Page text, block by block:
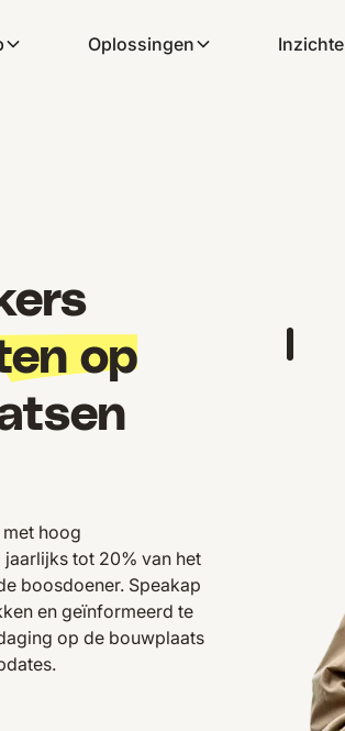
Oplossingen
op
hoog
tot 20% van het
boosdoener. Speakap
en geïnformeerd te
op de bouwplaats